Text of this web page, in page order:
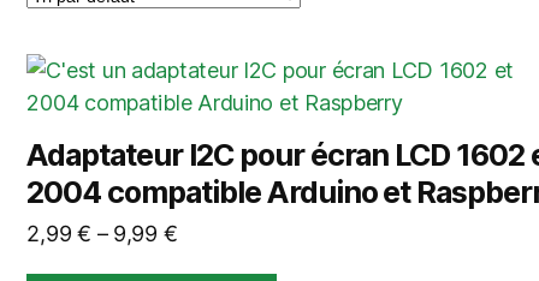
Adaptateur I2C pour écran LCD 1602
2004 compatible Arduino et
2,99€ – 9,99 €
Ce
produit
plusieurs
variations.
Les